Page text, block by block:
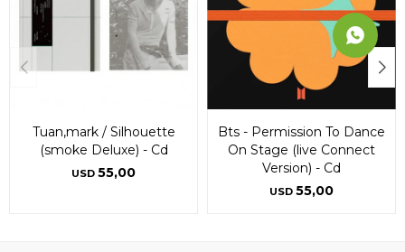
Tuan,mark / Silhouette
(smoke Deluxe) - Cd
USD 55,00
Bts - Permission To Dance
On Stage (live Connect
Version) - Cd
USD 55,00